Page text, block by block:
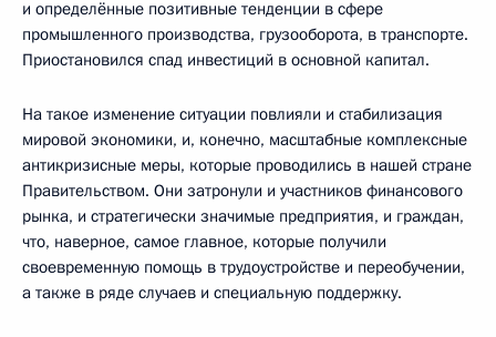
и определённые позитивные тенденции в сфере
промышленного производства, грузооборота, в транспорте.
Приостановился спад инвестиций в основной капитал.
На такое изменение ситуации повлияли и стабилизация
мировой экономики, и, конечно, масштабные комплексные
антикризисные меры, которые проводились в нашей стране
Правительством. Они затронули и участников финансового
рынка, и стратегически значимые предприятия, и граждан,
что, наверное, самое главное, которые получили
своевременную помощь в трудоустройстве и переобучении,
а также в ряде случаев и специальную поддержку.